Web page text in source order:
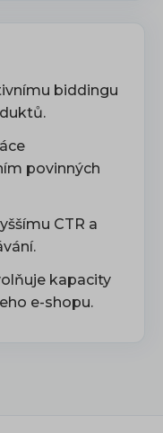
biddingu
povinných
CTR a
kapacity
e-shopu.